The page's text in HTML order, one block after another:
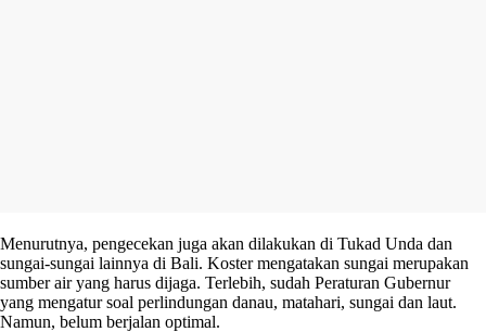
Menurutnya, pengecekan juga akan dilakukan di Tukad Unda dan
sungai-sungai lainnya di Bali. Koster mengatakan sungai merupakan
sumber air yang harus dijaga. Terlebih, sudah Peraturan Gubernur
yang mengatur soal perlindungan danau, matahari, sungai dan laut.
Namun, belum berjalan optimal.